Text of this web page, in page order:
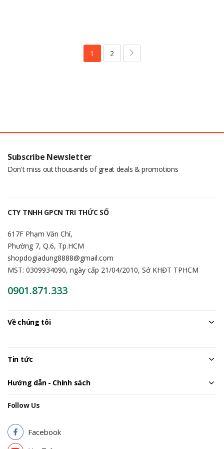
1 2
Subscribe Newsletter
Don't miss out thousands of great deals & promotions
CTY TNHH GPCN TRI THỨC SỐ
617F Phạm Văn Chí,
Phường 7, Q.6, Tp.HCM
shopdogiadung8888@gmail.com
MST: 0309934090, ngày cấp 21/04/2010, Sở KHĐT TPHCM
0901.871.333
Về chúng tôi
Tin tức
Hướng dẫn - Chính sách
Follow Us
Facebook